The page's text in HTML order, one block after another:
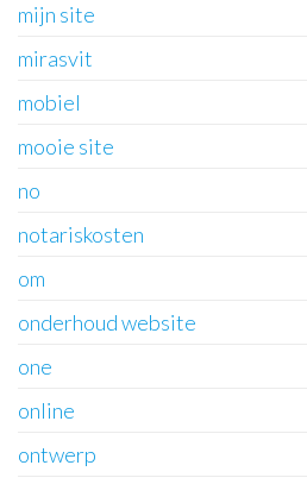
mijn site
mirasvit
mobiel
mooie site
no
notariskosten
om
onderhoud website
one
online
ontwerp